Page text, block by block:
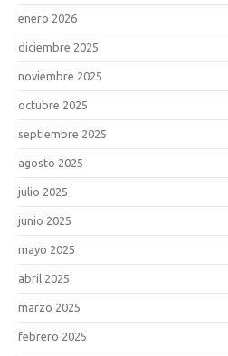
enero 2026
diciembre 2025
noviembre 2025
octubre 2025
septiembre 2025
agosto 2025
julio 2025
junio 2025
mayo 2025
abril 2025
marzo 2025
febrero 2025